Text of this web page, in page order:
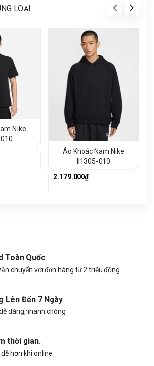
LOẠI
Nike
Áo Khoác Nam Nike
II1305-010
2.179.000₫
Toàn Quốc
chuyển với đơn hàng từ 2 triệu đồng.
Lên Đến 7 Ngày
dàng,nhanh chóng
thời gian.
hơn khi online.